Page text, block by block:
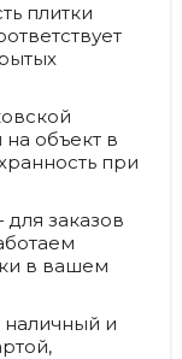
плитки
объект в
при
заказов
в вашем
и